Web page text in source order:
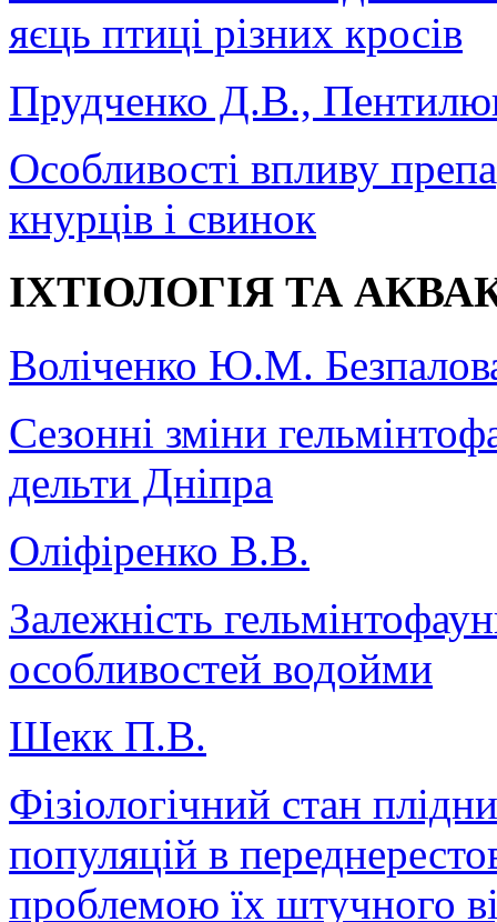
яєць птиці різних кросів
Прудченко Д.В.,
Особливості впливу
кнурців і свинок
ІХТІОЛОГІЯ ТА
Воліченко Ю.М.
Сезонні зміни
дельти Дніпра
Оліфіренко В.В.
Залежність
особливостей водойми
Шекк П.В.
Фізіологічний стан
популяцій в
проблемою їх штучного